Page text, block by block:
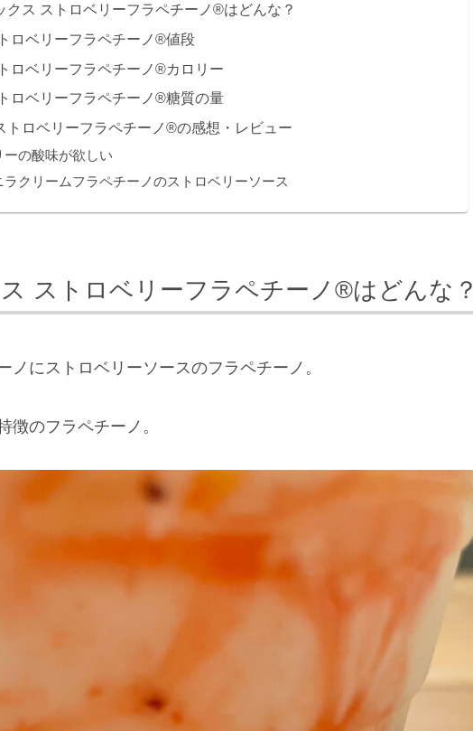
クス ストロベリーフラペチーノ®はどんな？
ロベリーフラペチーノ®値段
ロベリーフラペチーノ®カロリー
ロベリーフラペチーノ®糖質の量
ロベリーフラペチーノ®の感想・レビュー
ーの酸味が欲しい
ラクリームフラペチーノのストロベリーソース
ストロベリーフラペチーノ®はどんな？
ノにストロベリーソースのフラペチーノ。
徴のフラペチーノ。